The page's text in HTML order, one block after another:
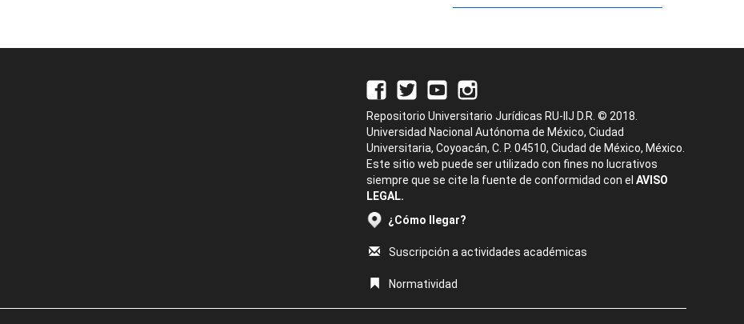
Repositorio Universitario Jurídicas RU-IIJ D.R. © 2018.
Universidad Nacional Autónoma de México, Ciudad
Universitaria, Coyoacán, C. P. 04510, Ciudad de México, México.
Este sitio web puede ser utilizado con fines no lucrativos
siempre que se cite la fuente de conformidad con el AVISO
LEGAL.
¿Cómo llegar?
Suscripción a actividades académicas
Normatividad